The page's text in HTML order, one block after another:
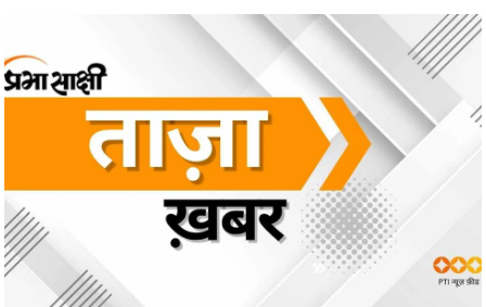
ध
र्म
त
त्यो
हा